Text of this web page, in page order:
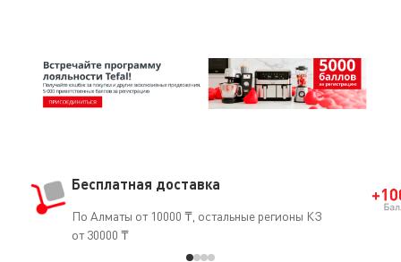
Бесплатная доставка
По Алматы от 10000 ₸, остальные регионы КЗ
от 30000 ₸